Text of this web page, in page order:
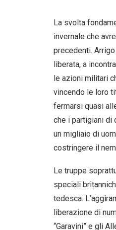
La svolta
invernale che
precedenti.
liberata, a
le azioni militari
vincendo le loro
fermarsi quasi
che i partigiani di
un migliaio di
costringere il
Le truppe
speciali
tedesca.
liberazione di
“Garavini” e gli